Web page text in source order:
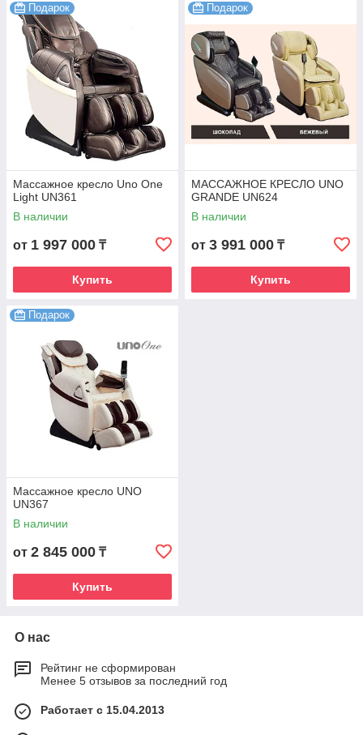
Подарок
Массажное кресло Uno One
Light UN361
В наличии
от 1 997 000 ₸
Купить
Подарок
МАССАЖНОЕ КРЕСЛО UNO
GRANDE UN624
В наличии
от 3 991 000 ₸
Купить
Подарок
Массажное кресло UNO
UN367
В наличии
от 2 845 000 ₸
Купить
О нас
Рейтинг не сформирован
Менее 5 отзывов за последний год
Работает с 15.04.2013